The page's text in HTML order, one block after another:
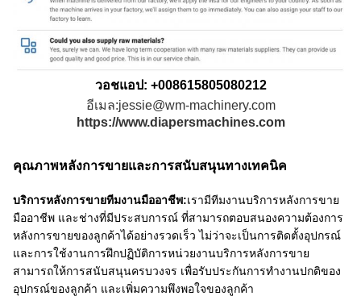
วอชแอป: +008615805080212
อีเมล:jessie@wm-machinery.com
https://www.diapersmachines.com
คุณภาพหลังการขายและการสนับสนุนทางเทคนิค
บริการหลังการขายทีมงานมืออาชีพ:เรามีทีมงานบริการหลังการขาย
มืออาชีพ และช่างที่มีประสบการณ์ ที่สามารถตอบสนองความต้องการ
หลังการขายของลูกค้าได้อย่างรวดเร็ว ไม่ว่าจะเป็นการติดตั้งอุปกรณ์
และการใช้งานการฝึกปฏิบัติการหน่วยงานบริการหลังการขาย
สามารถให้การสนับสนุนครบวงจร เพื่อรับประกันการทํางานปกติของ
อุปกรณ์ของลูกค้า และเพิ่มความพึงพอใจของลูกค้า